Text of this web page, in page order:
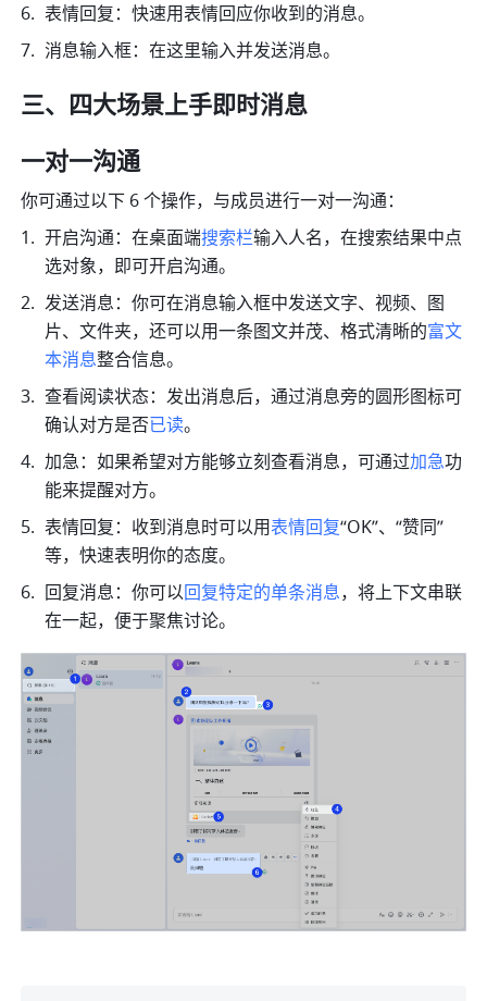
表情回复：快速用表情回应你收到的消息。
消息输入框：在这里输入并发送消息。
三、四大场景上手即时消息
一对一沟通
你可通过以下 6 个操作，与成员进行一对一沟通：
开启沟通：在桌面端搜索栏输入人名，在搜索结果中点
选对象，即可开启沟通。
发送消息：你可在消息输入框中发送文字、视频、图
片、文件夹，还可以用一条图文并茂、格式清晰的富文
本消息整合信息。
查看阅读状态：发出消息后，通过消息旁的圆形图标可
确认对方是否已读。
加急：如果希望对方能够立刻查看消息，可通过加急功
能来提醒对方。
表情回复：收到消息时可以用表情回复“OK”、“赞同”
等，快速表明你的态度。
回复消息：你可以回复特定的单条消息，将上下文串联
在一起，便于聚焦讨论。